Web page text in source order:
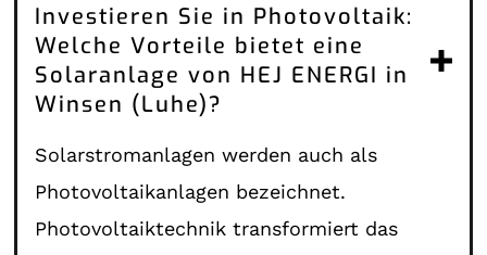
Investieren Sie in Photovoltaik:
Welche Vorteile bietet eine
Solaranlage von HEJ ENERGI in
Winsen (Luhe)?
Solarstromanlagen werden auch als
Photovoltaikanlagen bezeichnet.
Photovoltaiktechnik transformiert das